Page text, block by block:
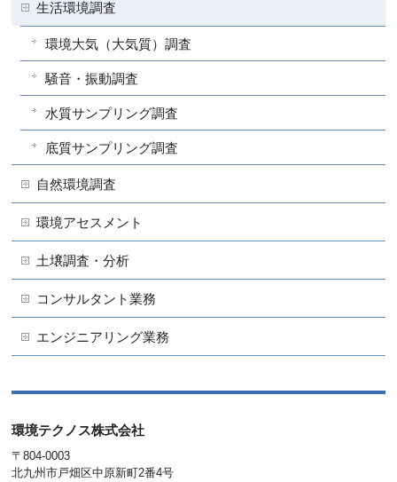
生活環境調査
環境大気（大気質）調査
騒音・振動調査
水質サンプリング調査
底質サンプリング調査
自然環境調査
環境アセスメント
土壌調査・分析
コンサルタント業務
エンジニアリング業務
環境テクノス株式会社
〒804-0003
北九州市戸畑区中原新町2番4号